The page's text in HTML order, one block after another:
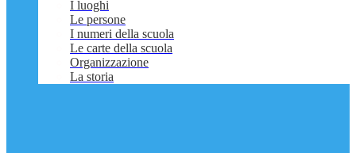
I luoghi
Le persone
I numeri della scuola
Le carte della scuola
Organizzazione
La storia